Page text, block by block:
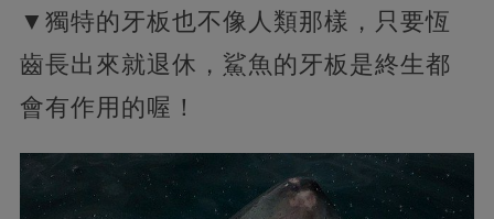
▼獨特的牙板也不像人類那樣，只要恆
齒長出來就退休，鯊魚的牙板是終生都
會有作用的喔！